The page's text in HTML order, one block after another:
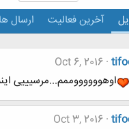
آخرین فعالیت ارسال ها
Oct 6, 2016
اوهووووووممم...مرسیییی اینم 6تا
Oct 3, 2016